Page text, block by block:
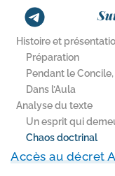
Histoire et
Préparation
Pendant le
Dans l’Aula
Analyse du texte
Un esprit qui
Chaos doctrinal
Accès au décret